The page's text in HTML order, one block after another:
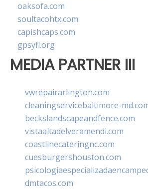
oaksofa.com
soultacohtx.com
capishcaps.com
gpsyfl.org
MEDIA PARTNER III
vwrepairarlington.com
cleaningservicebaltimore-
beckslandscapeandfence.com
vistaaltadelveramendi.com
coastlinecateringnc.com
cuesburgershouston.com
dmtacos.com